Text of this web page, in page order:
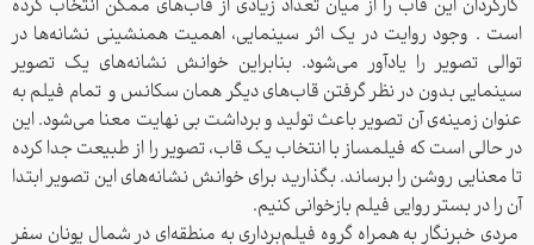
کارگردان این قاب را از میان تعداد زیادی از قاب‌های ممکن انتخاب کرده
است . وجود روایت در یک اثر سینمایی، اهمیت همنشینی نشانه‌ها در
توالی تصویر را یادآور می‌شود. بنابراین خوانش نشانه‌های یک تصویر
سینمایی بدون در نظر گرفتن قاب‌های دیگر همان سکانس و تمام فیلم به
عنوان زمینه‌ی آن‌ تصویر باعث تولید و برداشت بی نهایت معنا می‌شود. این
در حالی است که فیلمساز با انتخاب یک قاب، تصویر را از طبیعت جدا کرده
تا معنایی روشن را برساند. بگذارید برای خوانش نشانه‌های این تصویر ابتدا
آن را در بستر روایی فیلم بازخوانی کنیم.
مردی خبرنگار به همراه گروه فیلم‌برداری به منطقه‌ای در شمال یونان سفر